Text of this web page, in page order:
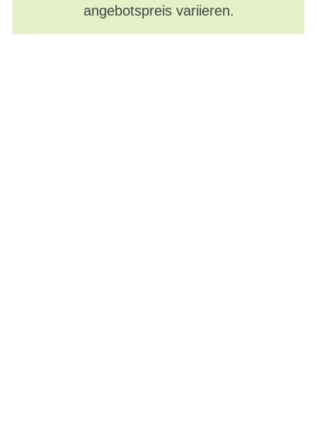
angebotspreis variieren.